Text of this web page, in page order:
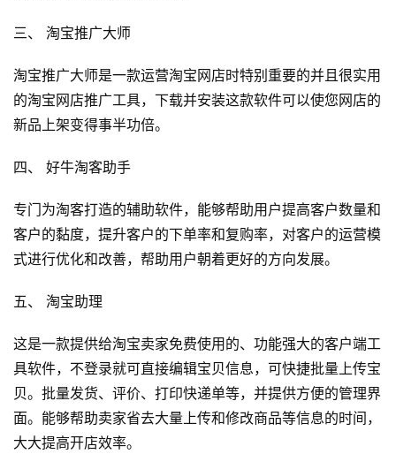
快
开
眼
例
避
坑
指
营
百
科
创
登录
三、 淘宝推广大师
淘宝推广大师是一款运营淘宝网店时特别重要的并且很实用
的淘宝网店推广工具，下载并安装这款软件可以使您网店的
新品上架变得事半功倍。
四、 好牛淘客助手
专门为淘客打造的辅助软件，能够帮助用户提高客户数量和
客户的黏度，提升客户的下单率和复购率，对客户的运营模
式进行优化和改善，帮助用户朝着更好的方向发展。
五、 淘宝助理
这是一款提供给淘宝卖家免费使用的、功能强大的客户端工
具软件，不登录就可直接编辑宝贝信息，可快捷批量上传宝
贝。批量发货、评价、打印快递单等，并提供方便的管理界
面。能够帮助卖家省去大量上传和修改商品等信息的时间，
大大提高开店效率。